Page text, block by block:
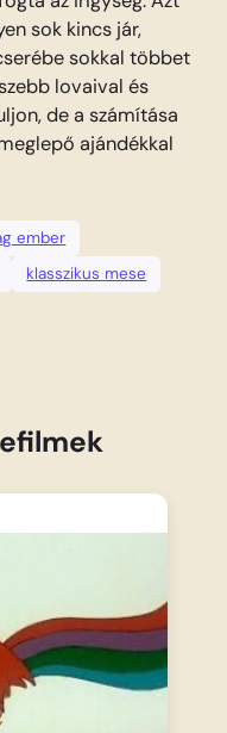
sok kincs jár,
sokkal többet
lovaival és
de a számítása
ajándékkal
ember
klasszikus mese